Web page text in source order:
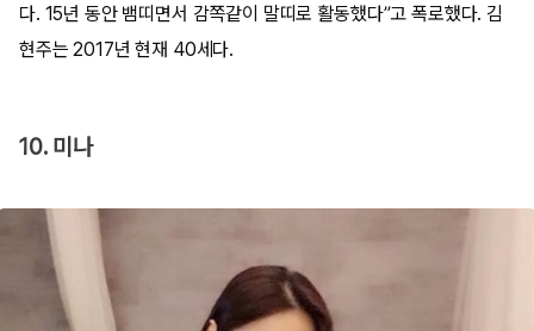
다. 15년 동안 뱀띠면서 감쪽같이 말띠로 활동했다”고 폭로했다. 김
현주는 2017년 현재 40세다.
10. 미나